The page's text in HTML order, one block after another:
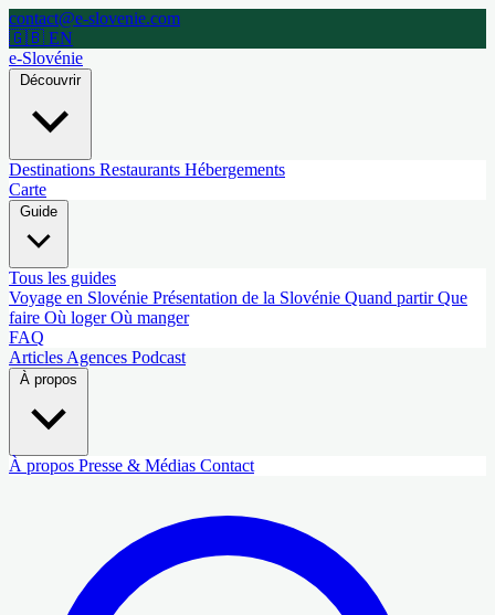
contact@e-slovenie.com
🇬🇧 EN
e-Slovénie
Découvrir
Destinations Restaurants Hébergements
Carte
Tous les guides
Voyage en Slovénie Présentation de la Slovénie Quand partirQue
faire Où logerOù manger
FAQ
Articles Agences Podcast
À propos Presse & Médias Contact